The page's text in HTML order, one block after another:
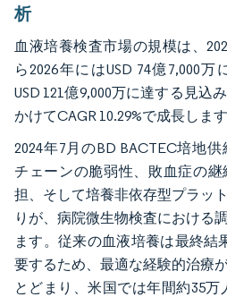
析
血液培養検査市場の規模は、
ら2026年にはUSD 74億7,000
USD 121億9,000万に達する見込
かけてCAGR 10.29%で成長します
2024年7月のBD BACTEC培地
チェーンの脆弱性、敗血症の
担、そして培養非依存型プラッ
りが、病院微生物検査における
ます。従来の血液培養は最終結
要するため、最適な経験的治療
とどまり、米国では年間約35万